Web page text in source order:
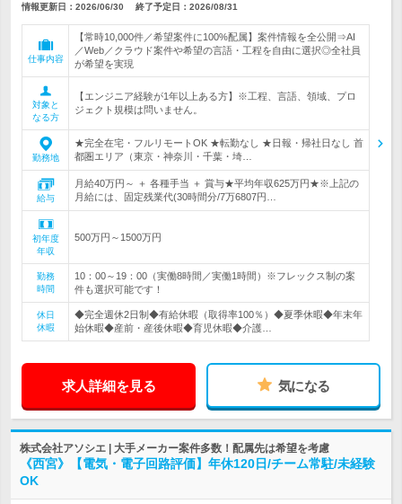
情報更新日：2026/06/30 終了予定日： 2026/08/31
仕事内容
【常時10,000件／希望案件に100%配属】案件情報を全公開⇒AI
／Web／クラウド案件や希望の言語・工程を自由に選択◎全社員
が希望を実現
対象と
なる方
【エンジニア経験が1年以上ある方】※工程、言語、領域、プロ
ジェクト規模は問いません。
勤務地
★完全在宅・フルリモートOK ★転勤なし ★日報・帰社日なし 首
都圏エリア（東京・神奈川・千葉・埼…
給与
月給40万円～ ＋ 各種手当 ＋ 賞与★平均年収625万円★※上記の
月給には、固定残業代(30時間分/7万6807円…
初年度
年収
500万円～1500万円
勤務
時間
10：00～19：00（実働8時間／実働1時間）※フレックス制の案
件も選択可能です！
休日
休暇
◆完全週休2日制◆有給休暇（取得率100％）◆夏季休暇◆年末年
始休暇◆産前・産後休暇◆育児休暇◆介護…
求人詳細を見る 気になる
株式会社アソシエ | 大手メーカー案件多数！配属先は希望を考慮
《西宮》【電気・電子回路評価】年休120日/チーム常駐/未経験
OK